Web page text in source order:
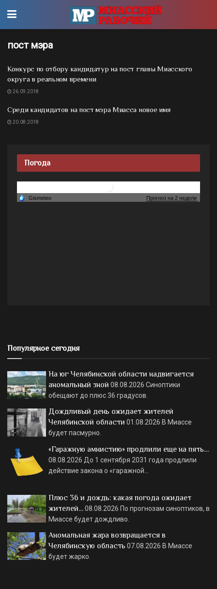
пост мэра
Конкурс по отбору кандидатур на пост главы Миасского
округа в реальном времени
26.09.2018
Среди кандидатов на пост мэра Миасса новое имя
20.08.2018
Погода
Популярное сегодня
На юг Челябинской области надвигается
аномальный зной 08.08.2026 Синоптики
обещают до плюс 36 градусов.
Дождливый день ожидает жителей
Челябинской области 01.08.2026 В Миассе
будет пасмурно.
«Гаражную амнистию» продлили еще на пять…
08.08.2026 До 1 сентября 2031 года продлили
действие закона о «гаражной…
Плюс 36 и дождь: какая погода ожидает
жителей…08.08.2026 По прогнозам синоптиков, в
Миассе будет дождливо.
Аномальная жара возвращается в
Челябинскую область 07.08.2026 В Миассе
будет жарко.